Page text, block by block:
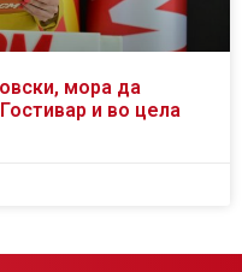
мора да
и во цела